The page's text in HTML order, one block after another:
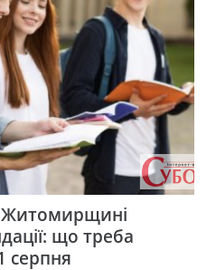
Житомирщині
що треба
серпня